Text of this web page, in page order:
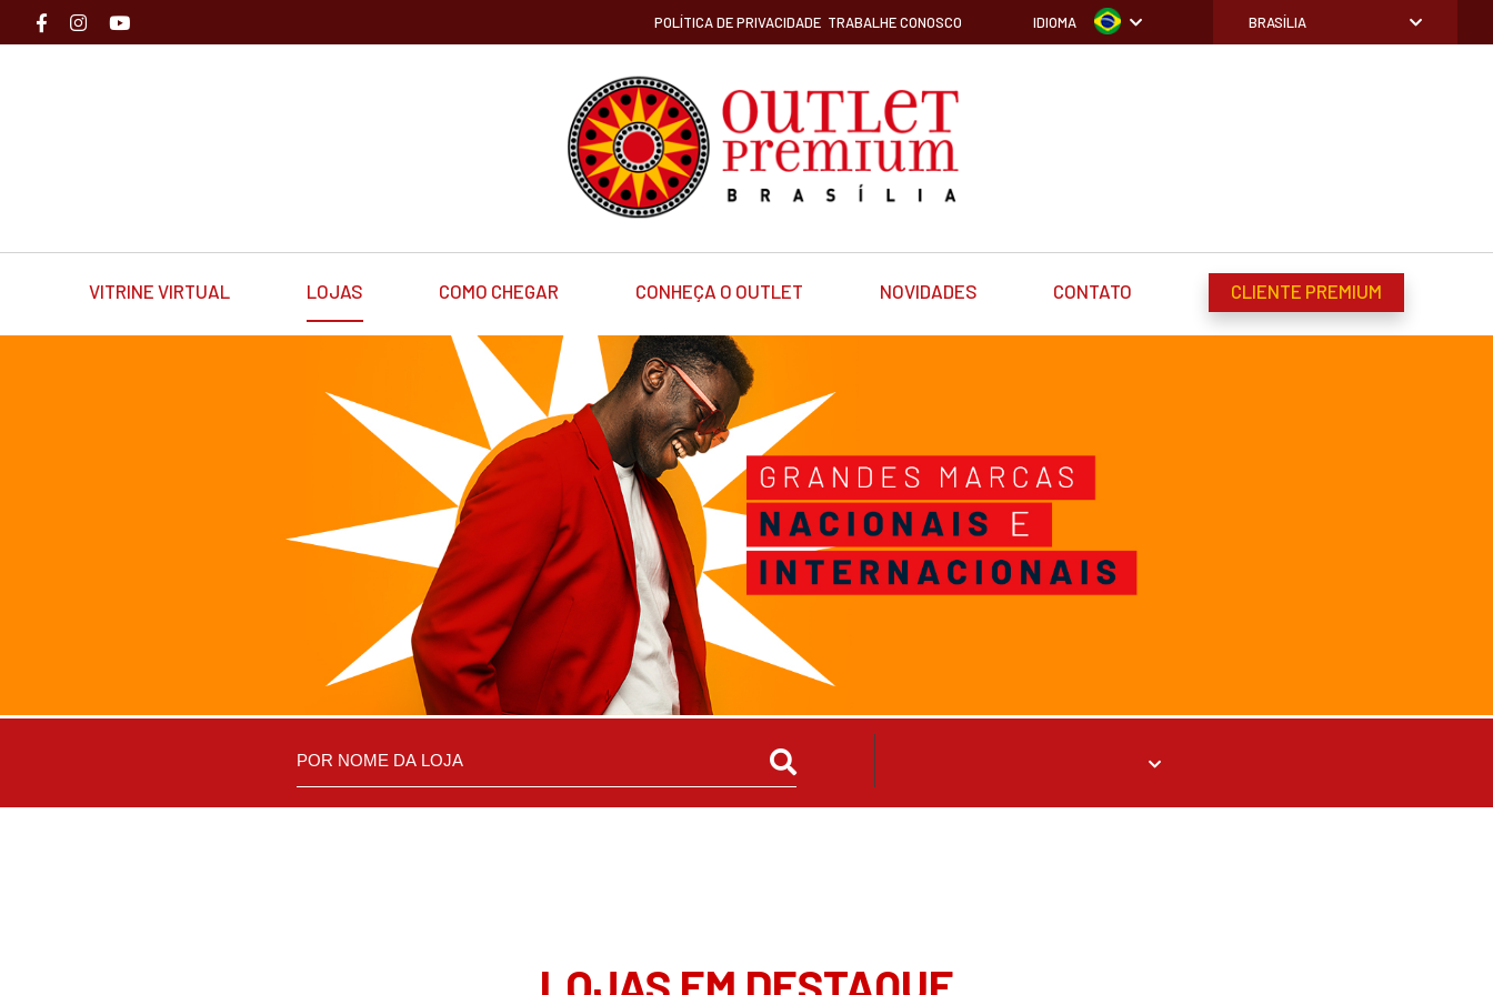
POLÍTICA DE PRIVACIDADE TRABALHE CONOSCO IDIOMA BRASÍLIA
VITRINE VIRTUAL LOJAS COMO CHEGAR CONHEÇA O OUTLET NOVIDADES CONTATO CLIENTE PREMIUM